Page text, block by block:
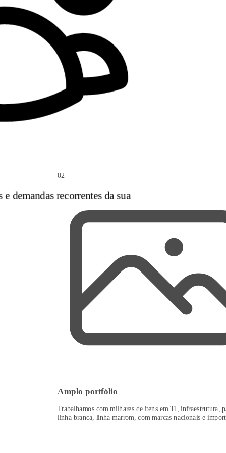
demandas recorrentes da sua
02
Amplo portfólio
Trabalhamos com milhares de itens em TI, infraestrutura,
linha branca, linha marrom, com marcas nacionais e